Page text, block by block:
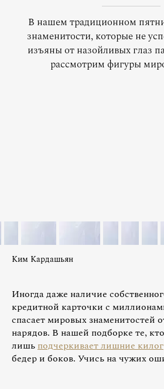
В нашем традиционном
знаменитости, которые не
изъяны от назойливых глаз
рассмотрим фигуры
Ким Кардашьян
Иногда даже наличие
кредитной карточки с
спасает мировых знаменитостей
нарядов. В нашей подборке те,
лишьподчеркивает лишние
бедер и боков. Учись на чужих